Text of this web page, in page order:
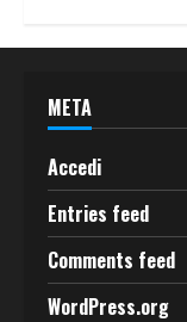
META
Accedi
Entries feed
Comments feed
WordPress.org